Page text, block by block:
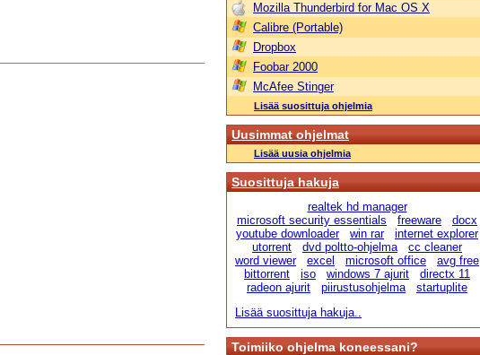
Mozilla Thunderbird for Mac OS X
Calibre (Portable)
Dropbox
Foobar 2000
McAfee Stinger
Lisää suosittuja ohjelmia
Uusimmat ohjelmat
Lisää uusia ohjelmia
Suosittuja hakuja
realtek hd manager
microsoft security essentials
freeware
docx
youtube downloader
win rar
internet explorer
utorrent
dvd poltto-ohjelma
cc cleaner
word viewer
excel microsoft office
avg free
bittorrent
iso windows 7 ajurit
directx 11
radeon ajurit
piirustusohjelma
startuplite
Lisää suosittuja hakuja..
Toimiiko ohjelma koneessani?